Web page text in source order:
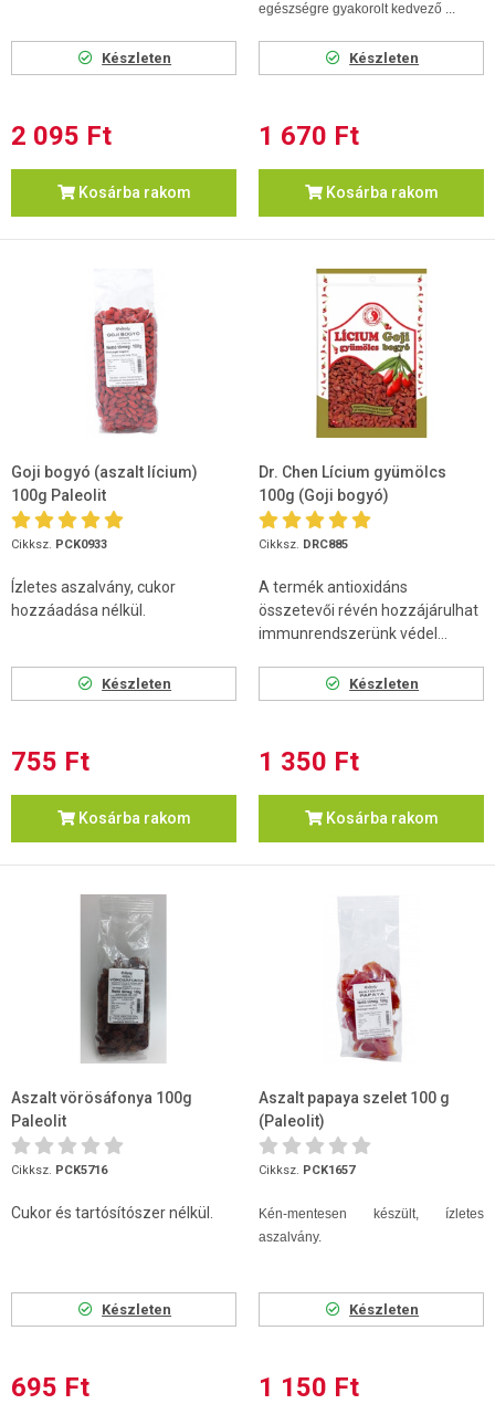
Készleten
2 095 Ft
Kosárba rakom
egészségre gyakorolt kedvező ...
Készleten
1 670 Ft
Kosárba rakom
Goji bogyó (aszalt lícium)
100g Paleolit
Cikksz. PCK0933
Ízletes aszalvány, cukor
hozzáadása nélkül.
Készleten
755 Ft
Kosárba rakom
Dr. Chen Lícium gyümölcs
100g (Goji bogyó)
Cikksz. DRC885
A termék antioxidáns
összetevői révén hozzájárulhat
immunrendszerünk védel...
Készleten
1 350 Ft
Kosárba rakom
Aszalt vörösáfonya 100g
Paleolit
Cikksz. PCK5716
Cukor és tartósítószer nélkül.
Készleten
695 Ft
Aszalt papaya szelet 100 g
(Paleolit)
Cikksz. PCK1657
Kén-mentesen készült, ízletes
aszalvány.
Készleten
1 150 Ft